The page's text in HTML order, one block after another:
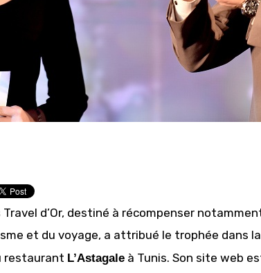
Travel d’Or, destiné à récompenser
et du voyage, a attribué le trophée dans
restaurant L’Astagale à Tunis. Son site web